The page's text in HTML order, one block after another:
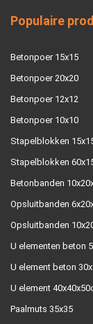
Populaire
Betonpoer 15x15
Betonpoer 20x20
Betonpoer 12x12
Betonpoer 10x10
Stapelblokken
Stapelblokken
Betonbanden
Opsluitbanden
Opsluitbanden
U elementen beton
U element beton
U element
Paalmuts 35x35